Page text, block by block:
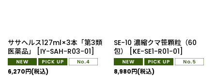
ササヘルス127ml×3本「第3類
医薬品」
[IY-SAH-R03-01]
6,270円(税込)
SE-10 濃縮クマ笹顆粒（60
包）
[KE-SE1-R01-01]
8,980円(税込)